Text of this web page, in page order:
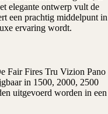
elegante ontwerp vult de
een prachtig middelpunt in
ervaring wordt.
Fair Fires Tru Vizion Pano
in 1500, 2000, 2500
uitgevoerd worden in een